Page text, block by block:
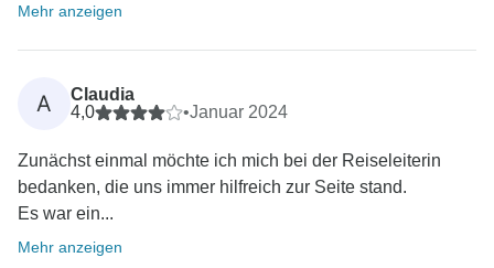
Mehr anzeigen
A
Claudia
4,0
•Januar 2024
Zunächst einmal möchte ich mich bei der Reiseleiterin
bedanken, die uns immer hilfreich zur Seite stand.
Es war ein...
Mehr anzeigen